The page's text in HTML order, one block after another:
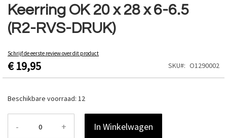
Keerring OK 20 x 28 x 6-6.5
(R2-RVS-DRUK)
Schrijf de eerste review over dit product
€ 19,95 SKU O1290002
Beschikbare voorraad: 12
- + In Winkelwagen
naar
het
begin
van
afbeeldingen-
gallerij